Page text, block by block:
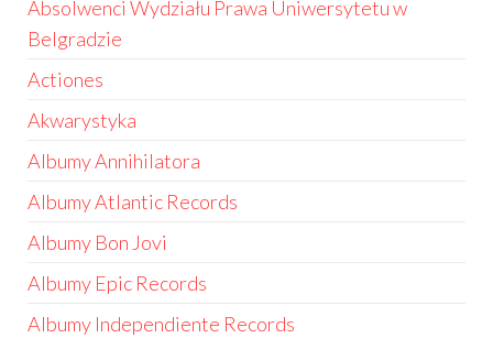
Absolwenci Wydziału Prawa Uniwersytetu w
Belgradzie
Actiones
Akwarystyka
Albumy Annihilatora
Albumy Atlantic Records
Albumy Bon Jovi
Albumy Epic Records
Albumy Independiente Records